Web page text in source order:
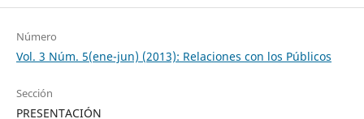
Número
Vol. 3 Núm. 5(ene-jun) (2013): Relaciones con los Públicos
Sección
PRESENTACIÓN